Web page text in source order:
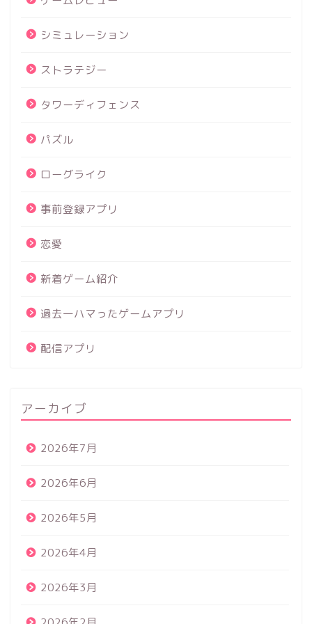
シミュレーション
ストラテジー
タワーディフェンス
パズル
ローグライク
事前登録アプリ
恋愛
新着ゲーム紹介
過去一ハマったゲームアプリ
配信アプリ
アーカイブ
2026年7月
2026年6月
2026年5月
2026年4月
2026年3月